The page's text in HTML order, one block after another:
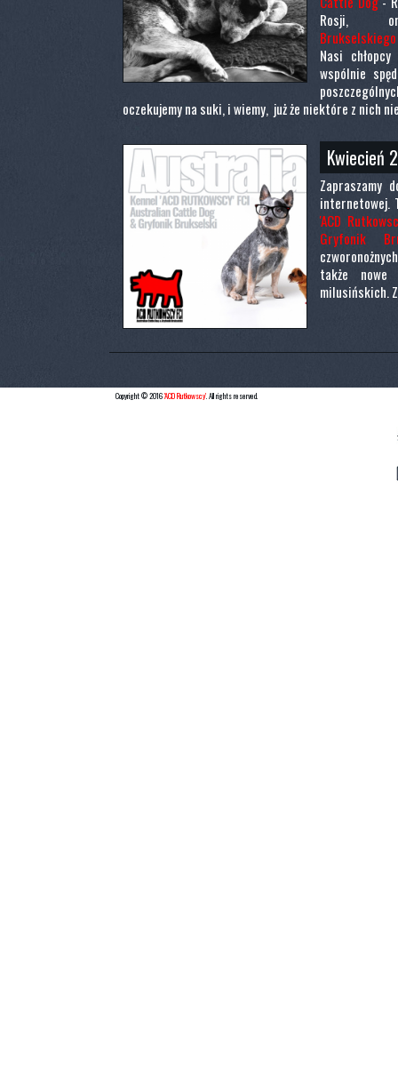
Rosji,
Nasi
wspólnie
oczekujemy na suki, i wiemy, już że niektóre z nich
Kwiecień
Zapraszamy
internetowej.
'ACD
Gryfonik
także
milusińskich.
Copyright © 2016'ACD Rutkowscy'. All rights reserved.